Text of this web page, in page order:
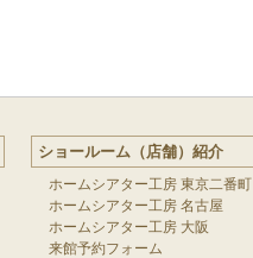
ショールーム（店舗）紹介
ホームシアター工房 東京二番町
ホームシアター工房 名古屋
ホームシアター工房 大阪
来館予約フォーム